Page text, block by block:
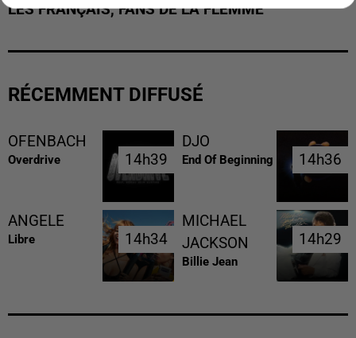
LES FRANÇAIS, FANS DE LA FLEMME
RÉCEMMENT DIFFUSÉ
OFENBACH
Overdrive 14h39
14h39
DJO
End Of Beginning 14h36
14h36
ANGELE
Libre 14h34
14h34
MICHAEL
JACKSON
Billie Jean
14h29
14h29